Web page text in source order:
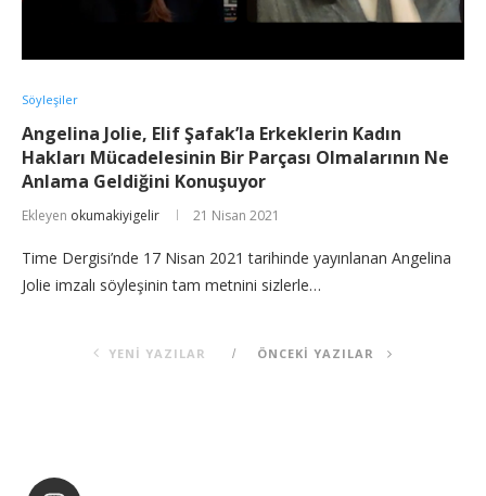
Söyleşiler
Angelina Jolie, Elif Şafak’la Erkeklerin Kadın
Hakları Mücadelesinin Bir Parçası Olmalarının Ne
Anlama Geldiğini Konuşuyor
Ekleyen okumakiyigelir 21 Nisan 2021
Time Dergisi’nde 17 Nisan 2021 tarihinde yayınlanan Angelina
Jolie imzalı söyleşinin tam metnini sizlerle…
YENI YAZILAR ÖNCEKI YAZILAR